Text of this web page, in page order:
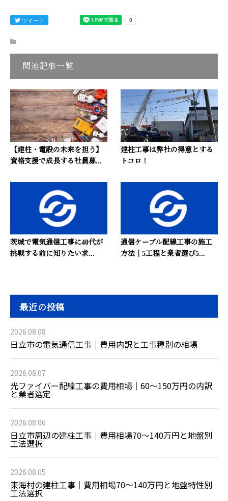
ツイート
関連記事一覧
【建柱・電設の未来を担う】
資格支援で成長する社員募...
建柱工事は弊社の得意とする
トコロ！
茨城で電気通信工事に40代が
挑戦する前に知りたい求...
通信ケーブル配線工事の施工
方法｜5工程と業者選び5...
最近の投稿
2026.08.08
日立市の電気通信工事｜費用内訳と工事種別の相場
2026.08.07
光ファイバー配線工事の費用相場｜60〜150万円の内訳
と業者選定
2026.08.06
日立市周辺の建柱工事｜費用相場70〜140万円と地盤別
工法選択
2026.08.05
東海村の建柱工事｜費用相場70〜140万円と地盤特性別
工法選択